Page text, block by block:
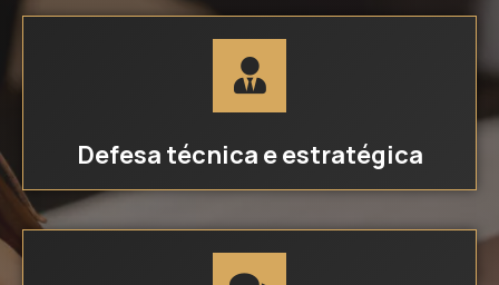
Defesa técnica e estratégica